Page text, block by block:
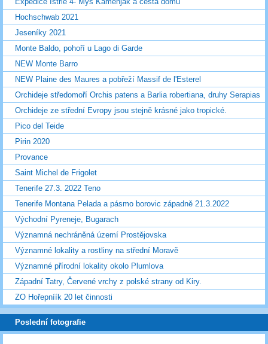
Hochschwab 2021
Jeseníky 2021
Monte Baldo, pohoří u Lago di Garde
NEW Monte Barro
NEW Plaine des Maures a pobřeží Massif de l'Esterel
Orchideje středomoří Orchis patens a Barlia robertiana, druhy Serapias
Orchideje ze střední Evropy jsou stejně krásné jako tropické.
Pico del Teide
Pirin 2020
Provance
Saint Michel de Frigolet
Tenerife 27.3. 2022 Teno
Tenerife Montana Pelada a pásmo borovic západně 21.3.2022
Východní Pyreneje, Bugarach
Významná nechráněná území Prostějovska
Významné lokality a rostliny na střední Moravě
Významné přírodní lokality okolo Plumlova
Západní Tatry, Červené vrchy z polské strany od Kiry.
ZO Hořepníík 20 let činnosti
Poslední fotografie